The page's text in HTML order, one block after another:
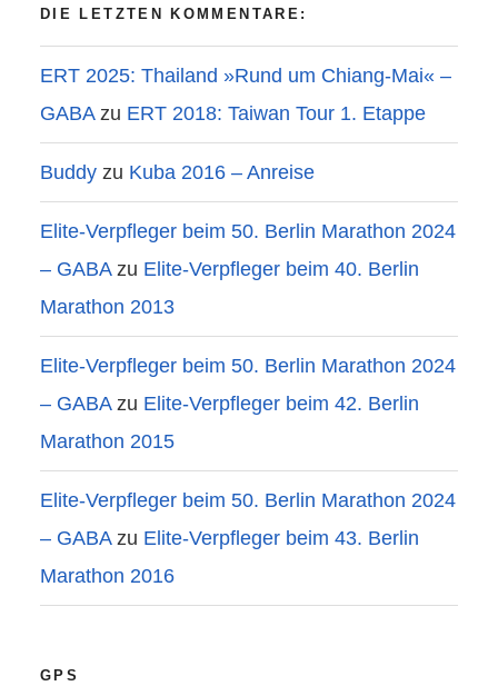
DIE LETZTEN KOMMENTARE:
ERT 2025: Thailand »Rund um Chiang-Mai« –
GABAzu ERT 2018: Taiwan Tour 1. Etappe
Buddy zu Kuba 2016 – Anreise
Elite-Verpfleger beim 50. Berlin Marathon 2024
– GABAzu Elite-Verpfleger beim 40. Berlin
Marathon 2013
Elite-Verpfleger beim 50. Berlin Marathon 2024
– GABAzu Elite-Verpfleger beim 42. Berlin
Marathon 2015
Elite-Verpfleger beim 50. Berlin Marathon 2024
– GABAzu Elite-Verpfleger beim 43. Berlin
Marathon 2016
GPS